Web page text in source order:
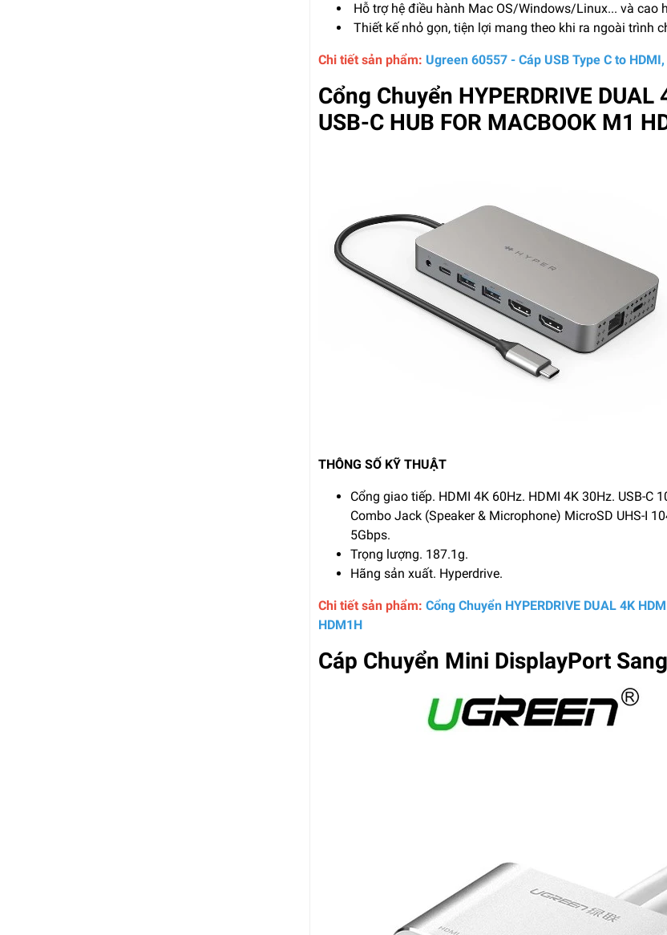
Hỗ trợ hệ điều hành Mac OS/Windows/Linux... và cao
Thiết kế nhỏ gọn, tiện lợi mang theo khi ra ngoài trình
Chi tiết sản phẩm: Ugreen 60557 - Cáp USB Type C to
Cổng Chuyển HYPERDRIVE
USB-C HUB FOR MACBOOK M1
THÔNG SỐ KỸ THUẬT
Cổng giao tiếp. HDMI 4K 60Hz. HDMI 4K 30Hz. USB-C
Combo Jack (Speaker & Microphone) MicroSD UHS-I
5Gbps.
Trọng lượng. 187.1g.
Hãng sản xuất. Hyperdrive.
Chi tiết sản phẩm: Cổng Chuyển HYPERDRIVE DUAL 4K
HDM1H
Cáp Chuyển Mini DisplayPort